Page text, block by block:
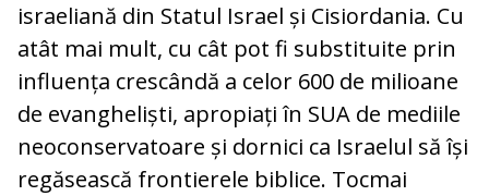
israeliană din Statul Israel și Cisiordania. Cu
atât mai mult, cu cât pot fi substituite prin
influența crescândă a celor 600 de milioane
de evangheliști, apropiați în SUA de mediile
neoconservatoare și dornici ca Israelul să își
regăsească frontierele biblice. Tocmai